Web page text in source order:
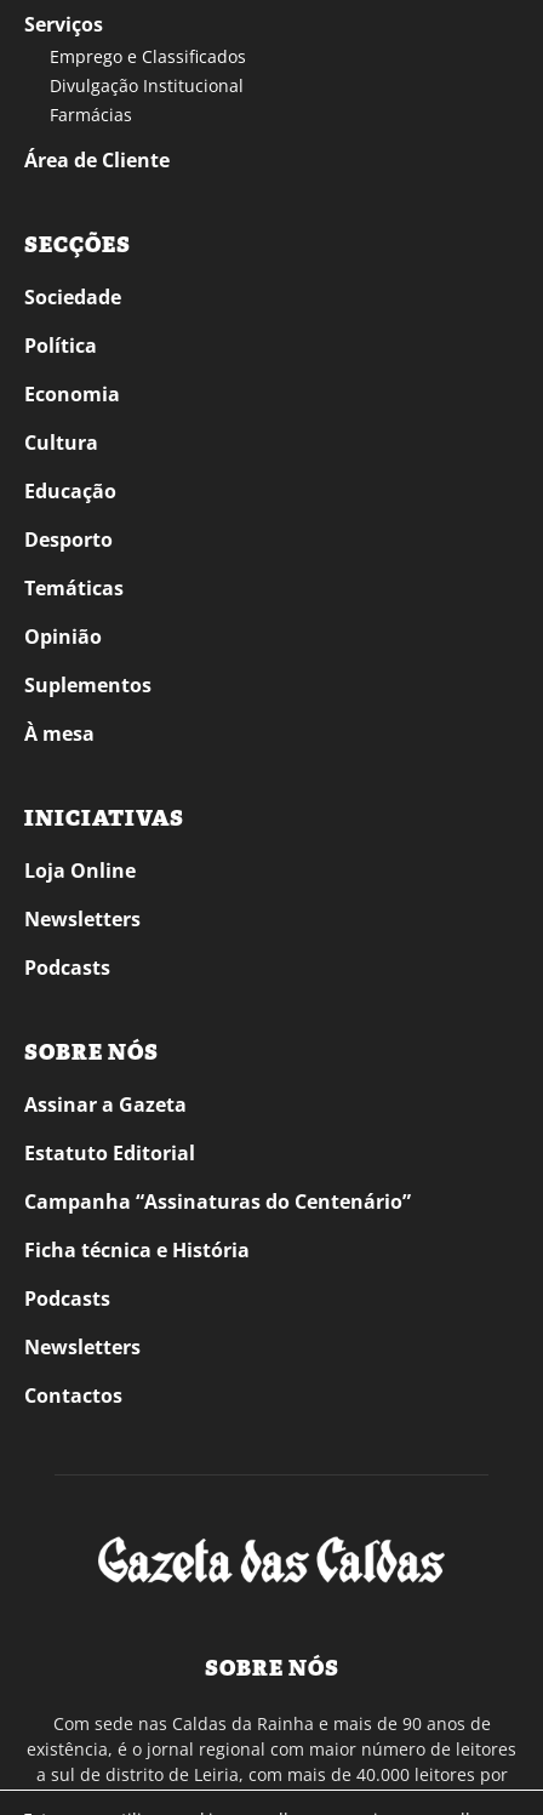
Serviços
Emprego e Classificados
Divulgação Institucional
Farmácias
Área de Cliente
SECÇÕES
Sociedade
Política
Economia
Cultura
Educação
Desporto
Temáticas
Opinião
Suplementos
À mesa
INICIATIVAS
Loja Online
Newsletters
Podcasts
SOBRE NÓS
Assinar a Gazeta
Estatuto Editorial
Campanha “Assinaturas do Centenário”
Ficha técnica e História
Podcasts
Newsletters
Contactos
SOBRE NÓS
Com sede nas Caldas da Rainha e mais de 90 anos de
existência, é o jornal regional com maior número de leitores
a sul de distrito de Leiria, com mais de 40.000 leitores por